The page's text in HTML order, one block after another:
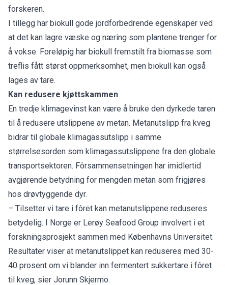
forskeren.
I tillegg har biokull gode jordforbedrende egenskaper ved
at det kan lagre væske og næring som plantene trenger for
å vokse. Foreløpig har biokull fremstilt fra biomasse som
treflis fått størst oppmerksomhet, men biokull kan også
lages av tare.
Kan redusere kjøttskammen
En tredje klimagevinst kan være å bruke den dyrkede taren
til å redusere utslippene av metan. Metanutslipp fra kveg
bidrar til globale klimagassutslipp i samme
størrelsesorden som klimagassutslippene fra den globale
transportsektoren. Fôrsammensetningen har imidlertid
avgjørende betydning for mengden metan som frigjøres
hos drøvtyggende dyr.
– Tilsetter vi tare i fôret kan metanutslippene reduseres
betydelig. I Norge er Lerøy Seafood Group involvert i et
forskningsprosjekt sammen med Københavns Universitet.
Resultater viser at metanutslippet kan reduseres med 30-
40 prosent om vi blander inn fermentert sukkertare i fôret
til kveg, sier Jorunn Skjermo.